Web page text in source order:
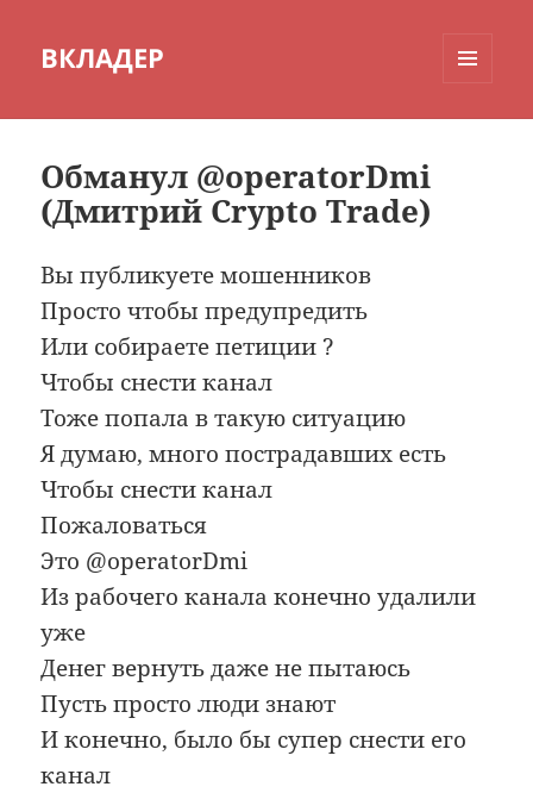
ВКЛАДЕР
Обманул @operatorDmi
(Дмитрий Crypto Trade)
Вы публикуете мошенников
Просто чтобы предупредить
Или собираете петиции ?
Чтобы снести канал
Тоже попала в такую ситуацию
Я думаю, много пострадавших есть
Чтобы снести канал
Пожаловаться
Это @operatorDmi
Из рабочего канала конечно удалили
уже
Денег вернуть даже не пытаюсь
Пусть просто люди знают
И конечно, было бы супер снести его
канал